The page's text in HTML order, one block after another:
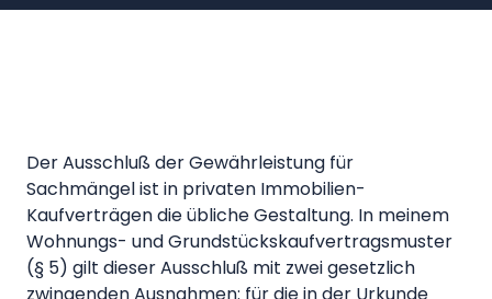
Der Ausschluß der Gewährleistung für
Sachmängel ist in privaten Immobilien-
Kaufverträgen die übliche Gestaltung. In meinem
Wohnungs- und Grundstückskaufvertragsmuster
(§ 5) gilt dieser Ausschluß mit zwei gesetzlich
zwingenden Ausnahmen: für die in der Urkunde